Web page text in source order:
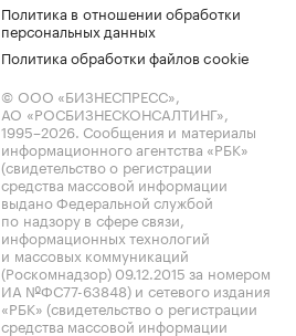
Политика в отношении обработки
персональных данных
Политика обработки файлов cookie
© ООО «БИЗНЕСПРЕСС»,
АО «РОСБИЗНЕСКОНСАЛТИНГ»,
1995–2026. Сообщения и материалы
информационного агентства «РБК»
(свидетельство о регистрации
средства массовой информации
выдано Федеральной службой
по надзору в сфере связи,
информационных технологий
и массовых коммуникаций
(Роскомнадзор) 09.12.2015 за номером
ИА №ФС77-63848) и сетевого издания
«РБК» (свидетельство о регистрации
средства массовой информации